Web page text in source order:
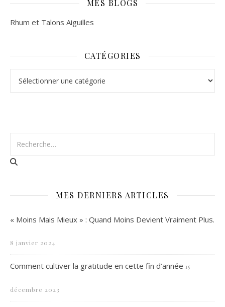
MES BLOGS
Rhum et Talons Aiguilles
CATÉGORIES
MES DERNIERS ARTICLES
« Moins Mais Mieux » : Quand Moins Devient Vraiment Plus.
8 janvier 2024
Comment cultiver la gratitude en cette fin d’année 15
décembre 2023